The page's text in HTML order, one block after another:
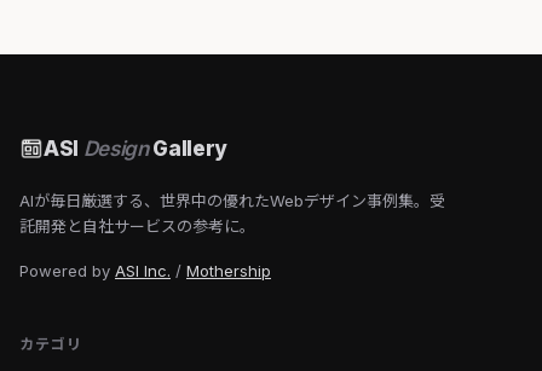
ASI DesignGallery
AIが毎日厳選する、世界中の優れたWebデザイン事例集。受
託開発と自社サービスの参考に。
Powered by ASI Inc. / Mothership
カテゴリ